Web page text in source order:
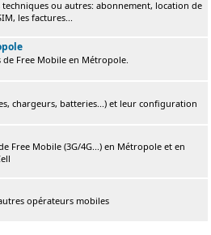
ou autres: abonnement, location de
les factures...
Free Mobile en Métropole.
chargeurs, batteries...) et leur configuration
Free Mobile (3G/4G...) en Métropole et en
opérateurs mobiles